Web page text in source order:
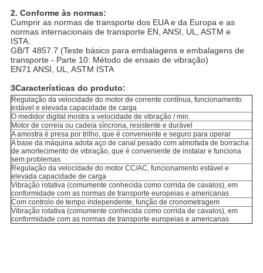
2. Conforme às normas:
Cumprir as normas de transporte dos EUA e da Europa e as
normas internacionais de transporte EN, ANSI, UL, ASTM e
ISTA.
GB/T 4857.7 (Teste básico para embalagens e embalagens de
transporte - Parte 10: Método de ensaio de vibração)
EN71 ANSI, UL, ASTM ISTA
3Características do produto:
Regulação da velocidade do motor de corrente contínua, funcionamento
estável e elevada capacidade de carga
O medidor digital mostra a velocidade de vibração / min.
Motor de correia ou cadeia síncrona, resistente e durável
A amostra é presa por trilho, que é conveniente e seguro para operar
A base da máquina adota aço de canal pesado com almofada de borracha
de amortecimento de vibração, que é conveniente de instalar e funciona
sem problemas
Regulação da velocidade do motor CC/AC, funcionamento estável e
elevada capacidade de carga
Vibração rotativa (comumente conhecida como corrida de cavalos), em
conformidade com as normas de transporte europeias e americanas
Com controlo de tempo independente, função de cronometragem
Vibração rotativa (comumente conhecida como corrida de cavalos), em
conformidade com as normas de transporte europeias e americanas